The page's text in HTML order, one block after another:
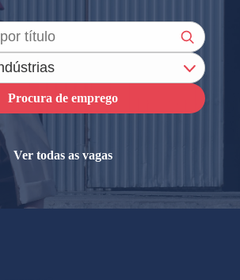
Procura de emprego
Ver todas as vagas